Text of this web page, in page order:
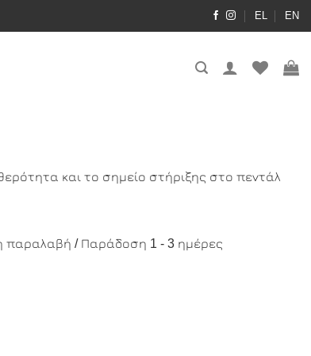
EL EN
και το σημείο στήριξης στο πεντάλ
παραλαβή / Παράδοση 1 - 3 ημέρες